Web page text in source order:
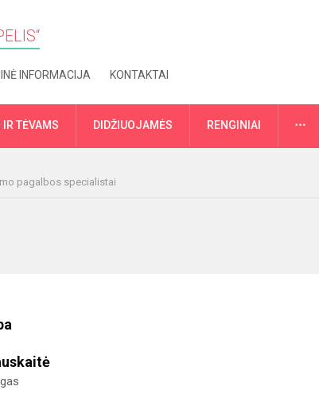
INFORMACIJA KONTAKTAI
TĖVAMS DIDŽIUOJAMĖS RENGINIAI
pagalbos specialistai